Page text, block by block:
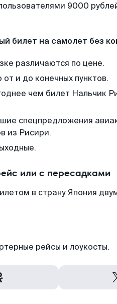
9000
билет на самолет без
различаются по цене.
и до конечных пунктов.
чем билет Нальчик
спецпредложения
из Рисири.
или с пересадками
в страну Япония
рейсы и лоукосты.